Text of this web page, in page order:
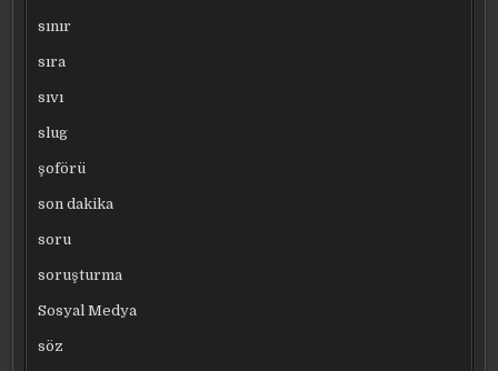
sınır
sıra
sıvı
slug
şoförü
son dakika
soru
soruşturma
Sosyal Medya
söz